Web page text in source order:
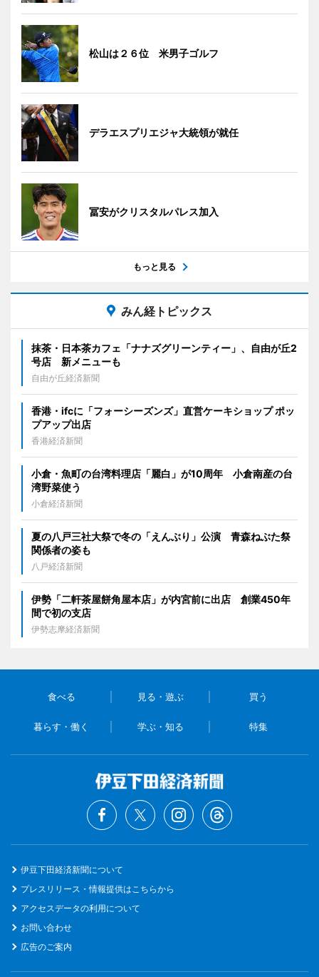
松山は２６位 米男子ゴルフ
デラエスプリエジャ大統領が就任
冨安がクリスタルパレス加入
もっと見る
みん経トピックス
抹茶・日本茶カフェ「ナナズグリーンティー」、自由が丘2
号店 新メニューも
自由が丘経済新聞
香港・ifcに「フォーシーズンズ」直営ケーキショップ ポッ
プアップ出店
香港経済新聞
小倉・魚町の台湾料理店「麗白」が10周年 小倉南産の台
湾野菜使う
小倉経済新聞
夏の八戸三社大祭で冬の「えんぶり」公演 青森ねぶた祭
関係者の姿も
八戸経済新聞
伊勢「二軒茶屋餅角屋本店」が内宮前に出店 創業450年
間で初の支店
伊勢志摩経済新聞
食べる 見る・遊ぶ 買う
暮らす・働く 学ぶ・知る 特集
伊豆下田経済新聞について
プレスリリース・情報提供はこちらから
アクセスデータの利用について
お問い合わせ
広告のご案内